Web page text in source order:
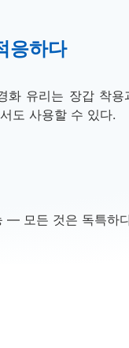
응하다
화 유리는 장갑 착용
도 사용할 수 있다.
–– 모든 것은 독특하